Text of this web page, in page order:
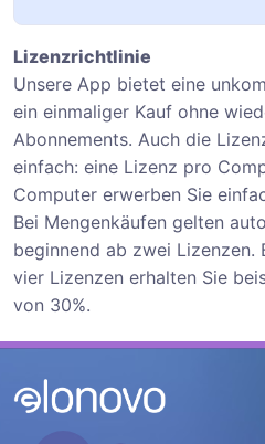
Lizenzrichtlinie
Unsere App bietet eine
ein einmaliger Kauf ohne
Abonnements. Auch die
einfach: eine Lizenz pro
Computer erwerben Sie
Bei Mengenkäufen gelten
beginnend ab zwei Lizenzen.
vier Lizenzen erhalten Sie
von 30%.